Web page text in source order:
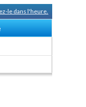
le dans l'heure.